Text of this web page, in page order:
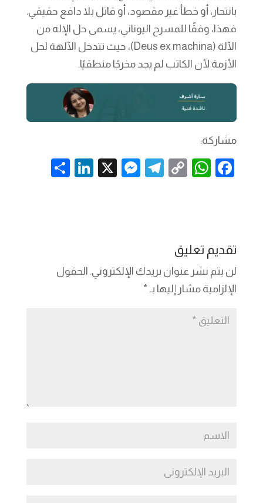
بانتحار، أو خطأ غير مقصود، أو قاتل بلا دافع حقيقي.
فهذا، وفقًا للمسرح اليوناني، يسمى حل الإله من
الآلة (Deus ex machina)، حيث تتدخل الآلهة لحل
الأزمة لأن الكاتب لم يجد مخرجًا منطقيًا.
مشاركة:
F
b
o
o
k
W
A
p
p
C
k
T
m
M
er
X
Li
n
تقديم تعليق
لن يتم نشر عنوان بريدك الإلكتروني. الحقول
الإلزامية مشار إليها بـ *